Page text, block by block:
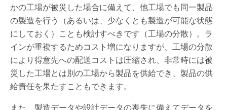
かの工場が被災した場合に備えて、他工場でも同一製品
の製造を行う（あるいは、少なくとも製造が可能な状態
にしておく）ことも検討すべきです（工場の分散）。ラ
インが重複するためコスト増になりますが、工場の分散
により得意先への配送コストは圧縮され、非常時には被
災した工場とは別の工場から製品を供給でき、製品の供
給責任を果たすこともできます。
また、製造データや設計データの喪失に備えてデータを